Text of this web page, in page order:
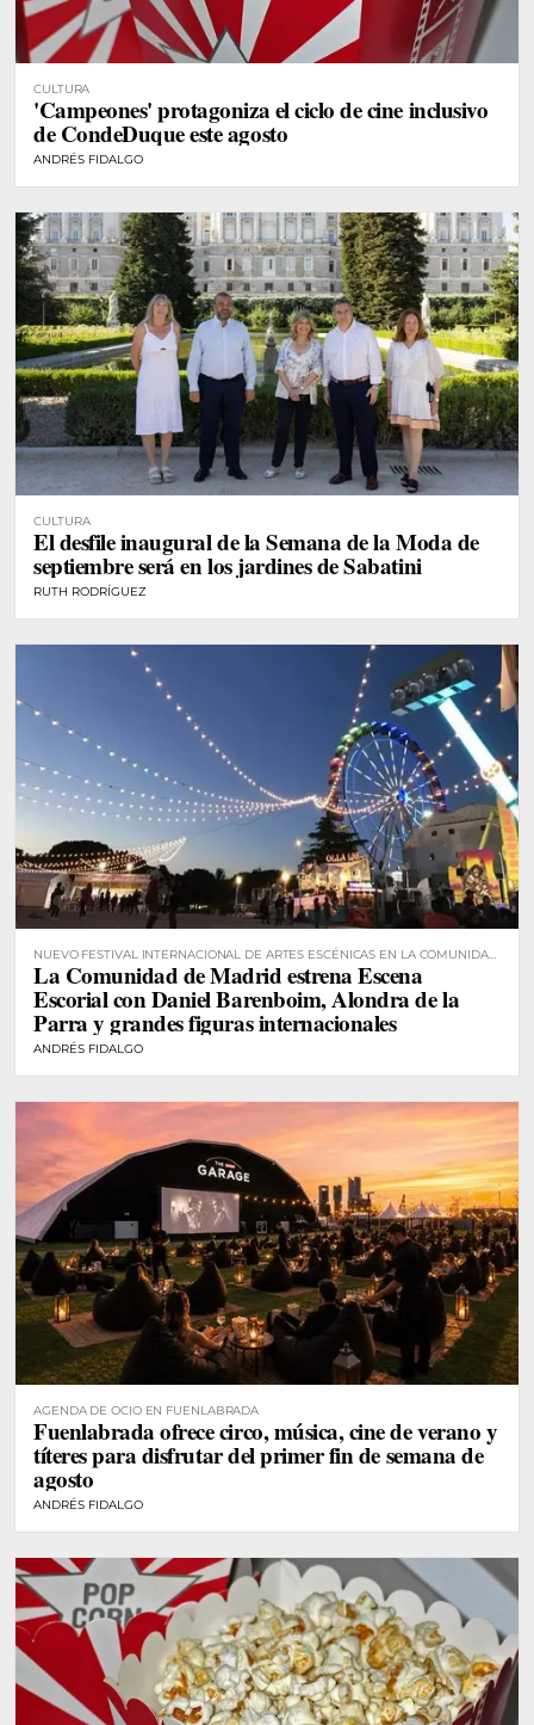
CULTURA
'Campeones' protagoniza el ciclo de cine inclusivo
de CondeDuque este agosto
ANDRÉS FIDALGO
CULTURA
El desfile inaugural de la Semana de la Moda de
septiembre será en los jardines de Sabatini
RUTH RODRÍGUEZ
NUEVO FESTIVAL INTERNACIONAL DE ARTES ESCÉNICAS EN LA COMUNIDAD
DE MADRID
La Comunidad de Madrid estrena Escena
Escorial con Daniel Barenboim, Alondra de la
Parra y grandes figuras internacionales
ANDRÉS FIDALGO
AGENDA DE OCIO EN FUENLABRADA
Fuenlabrada ofrece circo, música, cine de verano y
títeres para disfrutar del primer fin de semana de
agosto
ANDRÉS FIDALGO